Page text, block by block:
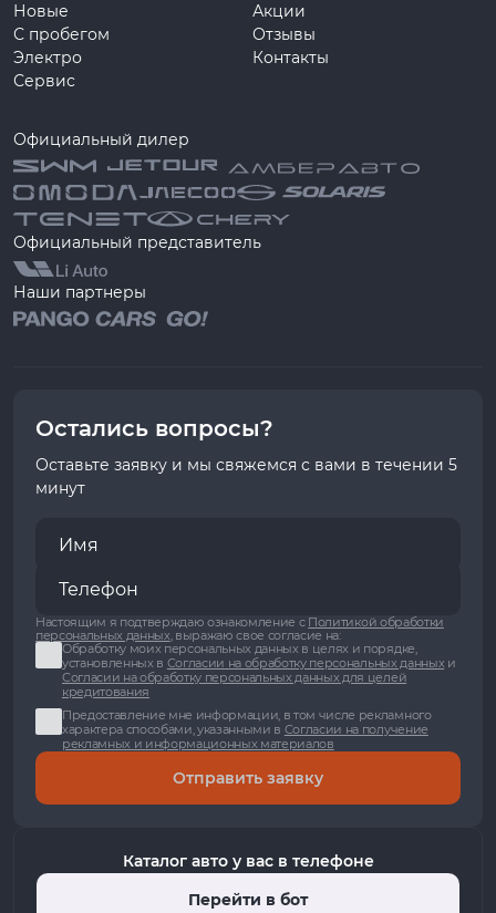
Новые
С пробегом
Электро
Сервис
Акции
Отзывы
Контакты
Официальный дилер
Официальный представитель
Наши партнеры
Остались вопросы?
Оставьте заявку и мы свяжемся с вами в течении 5
минут
Настоящим я подтверждаю ознакомление с Политикой обработки
персональных данных, выражаю свое согласие на:
Обработку моих персональных данных в целях и порядке,
установленных в Согласии на обработку персональных данныхи
Согласии на обработку персональных данных для целей
кредитования
Предоставление мне информации, в том числе рекламного
характера способами, указанными в Согласии на получение
рекламных и информационных материалов
Отправить заявку
Каталог авто у вас в телефоне
Перейти в бот